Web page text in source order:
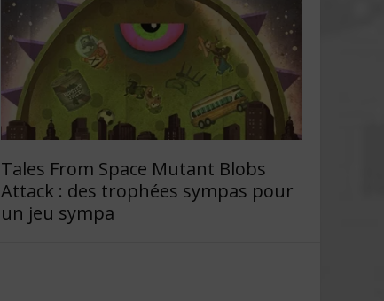
Tales From Space Mutant Blobs
Attack : des trophées sympas pour
un jeu sympa